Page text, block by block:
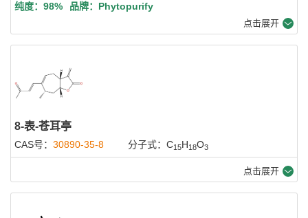
纯度：98% 品牌：Phytopurify
点击展开
8-表-苍耳亭
CAS号： 30890-35-8 分子式：C15H18O3
点击展开